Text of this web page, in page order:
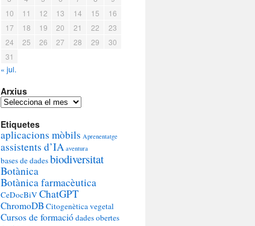
10
11 12 13 14 15
16
17
18 19 20 21 22
23
24
25 26 27 28 29
30
31
« jul.
Arxius
Arxius
Etiquetes
aplicacions mòbils Aprenentatge
assistents d’IA aventura
bases de dadesbiodiversitat
Botànica
Botànica farmacèutica
CeDocBiV ChatGPT
ChromoDBCitogenètica vegetal
Cursos de formaciódades obertes